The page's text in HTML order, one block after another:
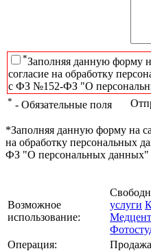
*Заполняя данную форму
согласие на обработку
с ФЗ №152-ФЗ "О
* - Обязательные поля
*Заполняя данную форму на
на обработку персональных
ФЗ "О персональных данных"
Возможное
использование:
услуги
Операция:
Продажа